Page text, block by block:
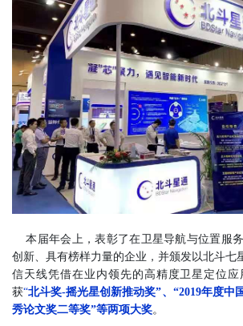
本届年会上，表彰了在卫星导航与位置服
创新、具有榜样力量的企业，并颁发以北斗七
信天线凭借在业内领先的高精度卫星定位
获“北斗奖-摇光星创新推动奖”、“2019年度中
秀论文奖二等奖”等两项大奖。